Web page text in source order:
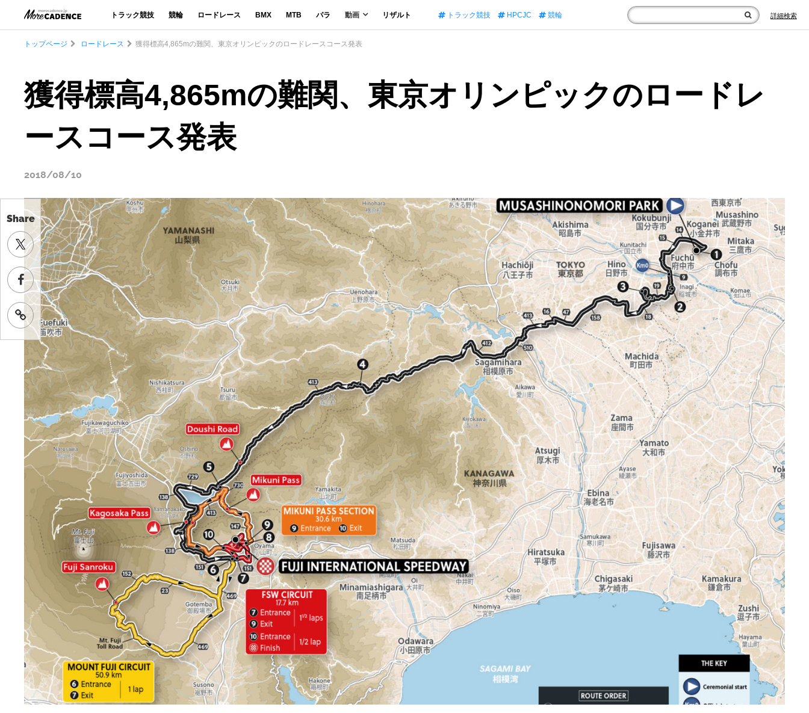
トラック競技 競輪 ロードレース BMX MTB パラ 動画 リザルト トラック競技 HPCJC 競輪 詳細検索
Share
トップページ ロードレース 獲得標高4,865mの難関、東京オリンピックのロードレースコース発表
獲得標高4,865mの難関、東京オリンピックのロードレ
ースコース発表
2018/08/10